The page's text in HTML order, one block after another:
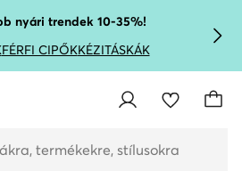
nyári trendek 10-35%!
FÉRFI CIPŐKKÉZITÁSKÁK
termékekre, stílusokra